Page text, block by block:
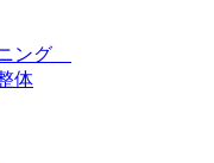
ング
体